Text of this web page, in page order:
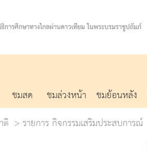
ชมสด ชมล่วงหน้า ชมย้อนหลัง
ติ
รายการ กิจกรรมเสริมประสบการณ์